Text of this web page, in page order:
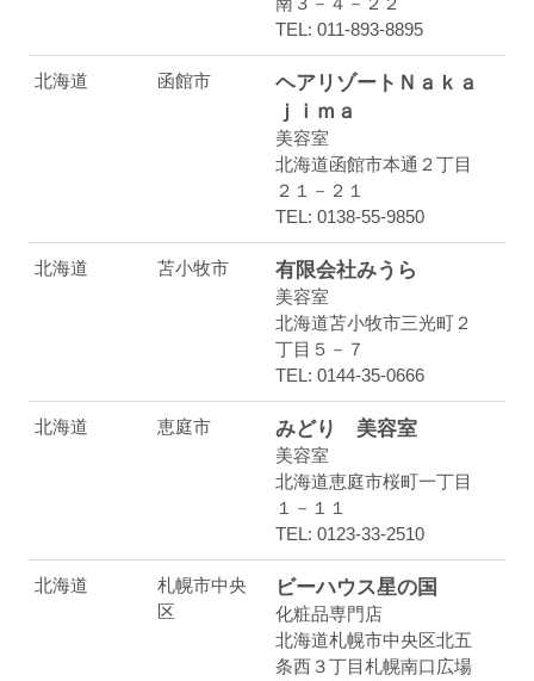
TEL: 011-893-8895
北海道 函館市
ヘアリゾートＮａｋａ
ｊｉｍａ
美容室
北海道函館市本通２丁目
２１－２１
TEL: 0138-55-9850
北海道 苫小牧市 有限会社みうら
美容室
北海道苫小牧市三光町２
丁目５－７
TEL: 0144-35-0666
北海道 恵庭市 みどり 美容室
美容室
北海道恵庭市桜町一丁目
１－１１
TEL: 0123-33-2510
北海道
札幌市中央
区
ビーハウス星の国
化粧品専門店
北海道札幌市中央区北五
条西３丁目札幌南口広場